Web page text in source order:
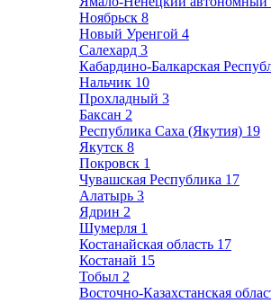
Ноябрьск 8
Новый Уренгой 4
Салехард 3
Кабардино-Балкарская
Нальчик 10
Прохладный 3
Баксан 2
Республика Саха (Якутия) 19
Якутск 8
Покровск 1
Чувашская Республика 17
Алатырь 3
Ядрин 2
Шумерля 1
Костанайская область 17
Костанай 15
Тобыл 2
Восточно-Казахстанская